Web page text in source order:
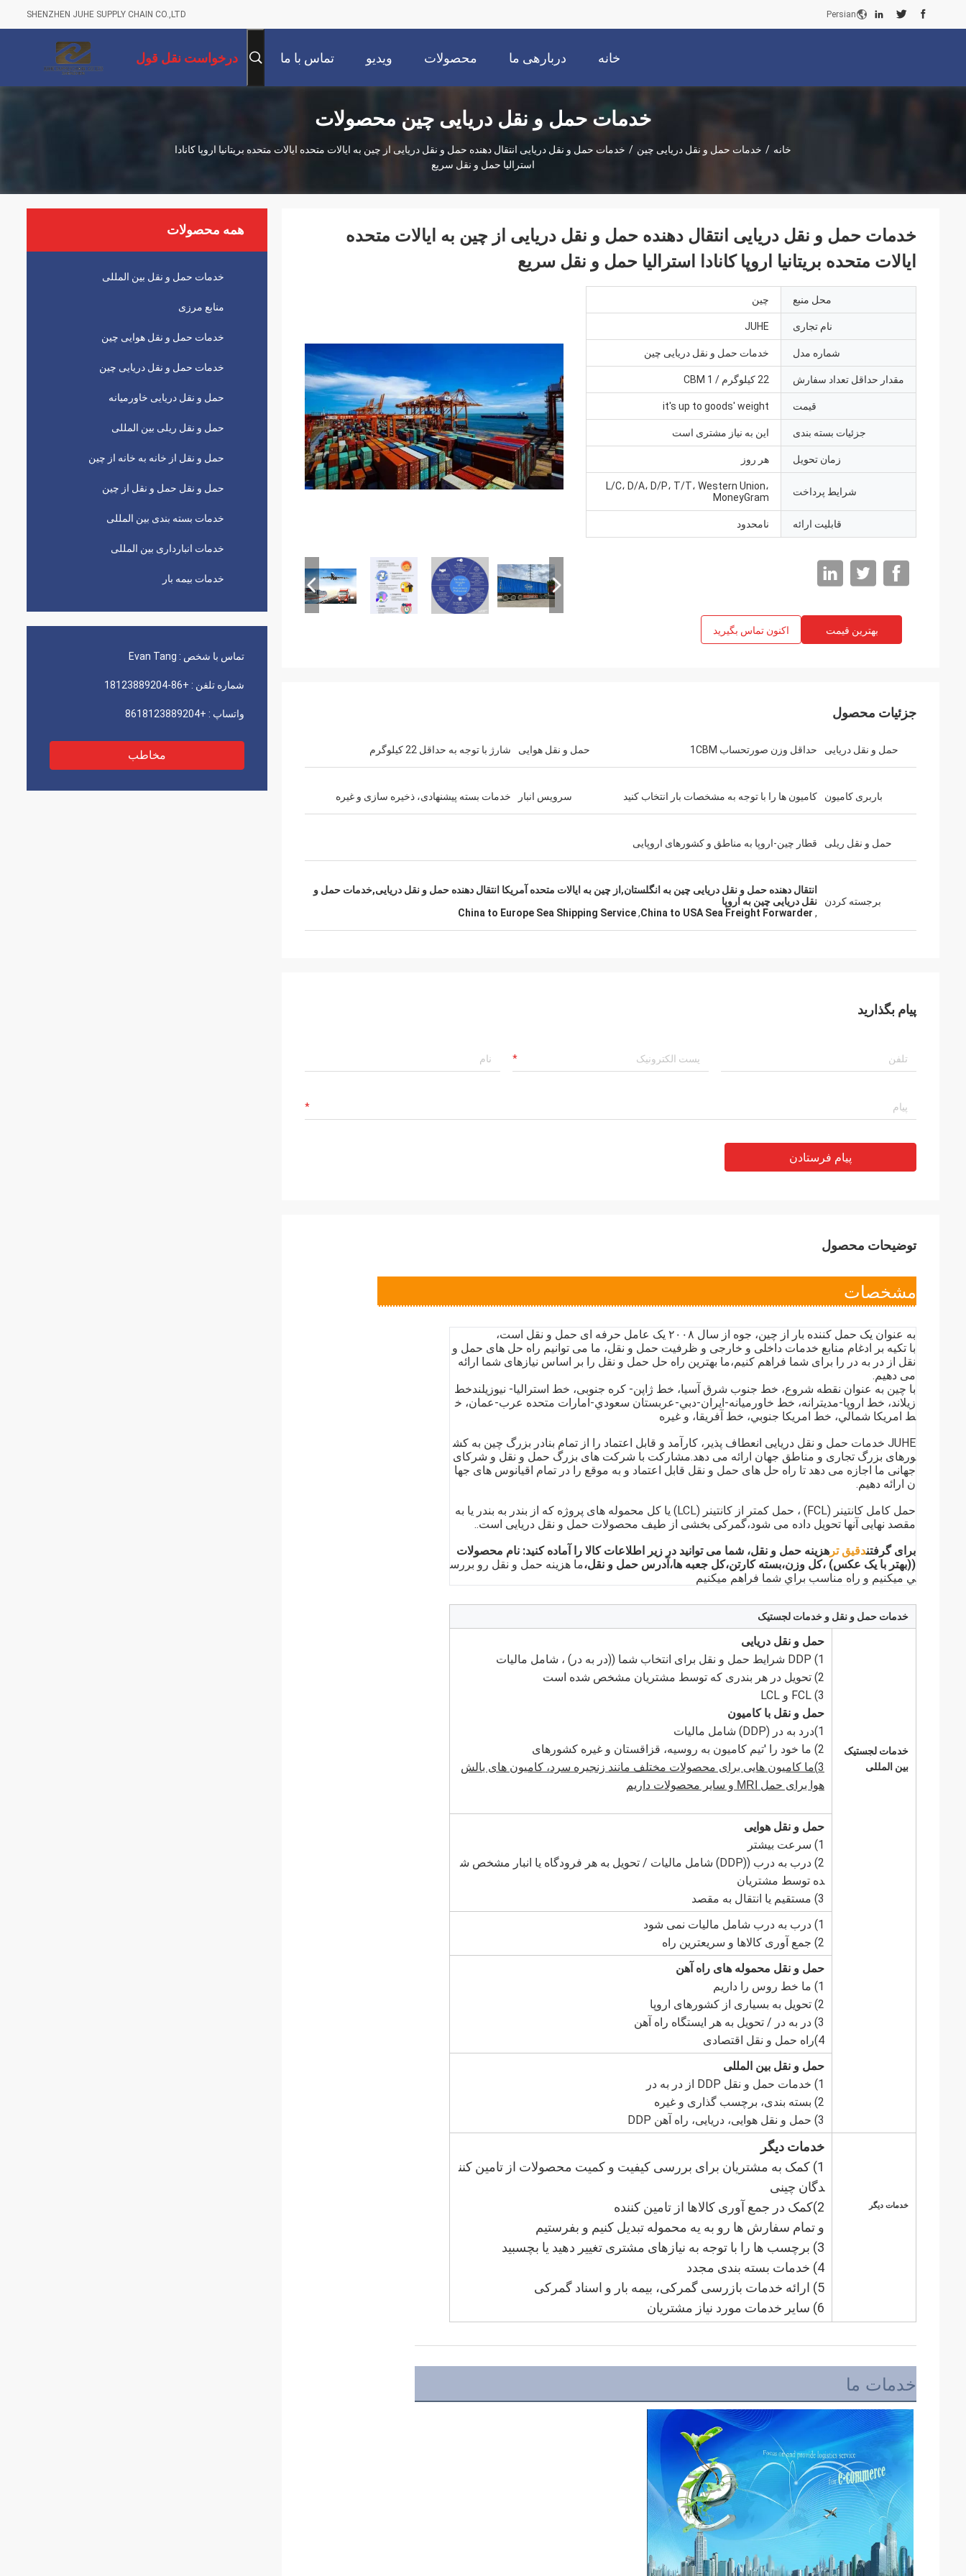
SHENZHEN JUHE SUPPLY CHAIN CO.,LTD Persian
خانه دربارهی ما محصولات ویدیو تماس با ما درخواست نقل قول
خدمات حمل و نقل دریایی چین محصولات
خانه / خدمات حمل و نقل دریایی چین / خدمات حمل و نقل دریایی انتقال دهنده حمل و نقل دریایی از چین به ایالات متحده ایالات متحده بریتانیا اروپا کانادا
استرالیا حمل و نقل سریع
همه محصولات
خدمات حمل و نقل بین المللی
منابع مرزی
خدمات حمل و نقل هوایی چین
خدمات حمل و نقل دریایی چین
حمل و نقل دریایی خاورمیانه
حمل و نقل ریلی بین المللی
حمل و نقل از خانه به خانه از چین
حمل و نقل حمل و نقل از چین
خدمات بسته بندی بین المللی
خدمات انبارداری بین المللی
خدمات بیمه بار
تماس با شخص : Evan Tang
شماره تلفن : +86-18123889204
واتساپ : +8618123889204
مخاطب
خدمات حمل و نقل دریایی انتقال دهنده حمل و نقل دریایی از چین به ایالات متحده
ایالات متحده بریتانیا اروپا کانادا استرالیا حمل و نقل سریع
محل منبع چین
نام تجاری JUHE
شماره مدل خدمات حمل و نقل دریایی چین
مقدار حداقل تعداد سفارش 22 کیلوگرم / 1 CBM
قیمت it's up to goods' weight
جزئیات بسته بندی این به نیاز مشتری است
زمان تحویل هر روز
شرایط پرداخت
L/C، D/A، D/P، T/T، Western Union،
MoneyGram
قابلیت ارائه نامحدود
بهترین قیمت اکنون تماس بگیرید
جزئیات محصول
حمل و نقل دریایی حداقل وزن صورتحساب 1CBM حمل و نقل هوایی شارژ با توجه به حداقل 22 کیلوگرم
باربری کامیون کامیون ها را با توجه به مشخصات بار انتخاب کنید سرویس انبار خدمات بسته پیشنهادی، ذخیره سازی و غیره
حمل و نقل ریلی قطار چین-اروپا به مناطق و کشورهای اروپایی
برجسته کردن
انتقال دهنده حمل و نقل دریایی چین به انگلستان,از چین به ایالات متحده آمریکا انتقال دهنده حمل و نقل دریایی,خدمات حمل و
نقل دریایی چین به اروپا
,
China to USA Sea Freight Forwarder
,
China to Europe Sea Shipping Service
پیام بگذارید
پیام فرستادن
توضیحات محصول
مشخصات
به عنوان یک حمل کننده بار از چین، جوه از سال ۲۰۰۸ یک عامل حرفه ای حمل و نقل است،
با تکیه بر ادغام منابع خدمات داخلی و خارجی و ظرفیت حمل و نقل، ما می توانیم راه حل های حمل و
نقل از در به در را برای شما فراهم کنیم،ما بهترین راه حل حمل و نقل را بر اساس نیازهای شما ارائه
می دهیم.
با چین به عنوان نقطه شروع، خط جنوب شرق آسیا، خط ژاپن- کره جنوبی، خط استرالیا- نیوزیلندخط
زيلاند، خط اروپا-مديترانه، خط خاورميانه-ايران-دبي-عربستان سعودي-امارات متحده عرب-عمان، خ
ط امريکا شمالي، خط امريکا جنوبي، خط آفريقا، و غيره
JUHE خدمات حمل و نقل دریایی انعطاف پذیر، کارآمد و قابل اعتماد را از تمام بنادر بزرگ چین به کش
ورهای بزرگ تجاری و مناطق جهان ارائه می دهد.مشارکت با شرکت های بزرگ حمل و نقل و شرکای
جهانی ما اجازه می دهد تا راه حل های حمل و نقل قابل اعتماد و به موقع را در تمام اقیانوس های جها
ن ارائه دهیم.
حمل کامل کانتینر (FCL) ، حمل کمتر از کانتینر (LCL) یا کل محموله های پروژه که از بندر به بندر یا به
مقصد نهایی آنها تحویل داده می شود،گمرکی بخشی از طیف محصولات حمل و نقل دریایی است..
برای گرفتندقیق تر هزینه حمل و نقل، شما می توانید در زیر اطلاعات کالا را آماده کنید: نام محصولات
((بهتر با یک عکس) ،کل وزن،بسته کارتن،کل جعبه ها،آدرس حمل و نقل،ما هزینه حمل و نقل رو بررس
ي ميکنيم و راه مناسب براي شما فراهم ميکنيم
خدمات حمل و نقل و خدمات لجستیک
خدمات لجستیک
بین المللی
حمل و نقل دریایی
1) DDP شرایط حمل و نقل برای انتخاب شما ((در به در) ، شامل مالیات
2) تحویل در هر بندری که توسط مشتریان مشخص شده است
3) FCL و LCL
حمل و نقل با کامیون
1)درد به در (DDP) شامل مالیات
2) ما خود را 'تيم کامیون به روسیه، قزاقستان و غیره کشورهای
3) ما کامیون هایی برای محصولات مختلف مانند زنجیره سرد، کامیون های بالش
هوا برای حمل MRI و سایر محصولات داریم
حمل و نقل هوایی
1) سرعت بیشتر
2) درب به درب ((DDP) شامل مالیات / تحویل به هر فرودگاه یا انبار مشخص ش
ده توسط مشتریان
3) مستقیم یا انتقال به مقصد
1) درب به درب شامل مالیات نمی شود
2) جمع آوری کالاها و سریعترین راه
حمل و نقل محموله های راه آهن
1) ما خط روس را داريم
2) تحویل به بسیاری از کشورهای اروپا
3) در به در / تحویل به هر ایستگاه راه آهن
4)راه حمل و نقل اقتصادی
حمل و نقل بین المللی
1) خدمات حمل و نقل DDP از در به در
2) بسته بندی، برچسب گذاری و غیره
3) حمل و نقل هوایی، دریایی، راه آهن DDP
خدمات دیگر
خدمات دیگر
1) کمک به مشتریان برای بررسی کیفیت و کمیت محصولات از تامین کنن
دگان چینی
2)کمک در جمع آوری کالاها از تامین کننده
و تمام سفارش ها رو به يه محموله تبديل کنيم و بفرستيم
3) برچسب ها را با توجه به نیازهای مشتری تغییر دهید یا بچسبید
4) خدمات بسته بندی مجدد
5) ارائه خدمات بازرسی گمرکی، بیمه بار و اسناد گمرکی
6) سایر خدمات مورد نیاز مشتریان
خدمات ما